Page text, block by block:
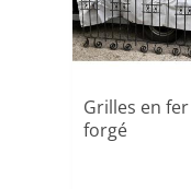
Grilles en fer
forgé